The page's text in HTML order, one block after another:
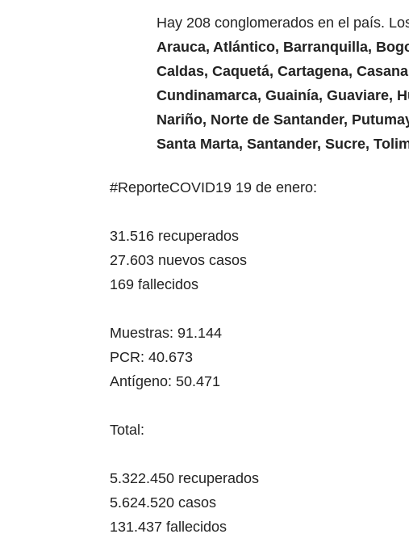
Hay 208 conglomerados en el país.
Arauca, Atlántico, Barranquilla,
Caldas, Caquetá, Cartagena,
Cundinamarca, Guainía, Guaviare,
Nariño, Norte de Santander,
Santa Marta, Santander, Sucre,
#ReporteCOVID19 19 de enero:
31.516 recuperados
27.603 nuevos casos
169 fallecidos
Muestras: 91.144
PCR: 40.673
Antígeno: 50.471
Total:
5.322.450 recuperados
5.624.520 casos
131.437 fallecidos